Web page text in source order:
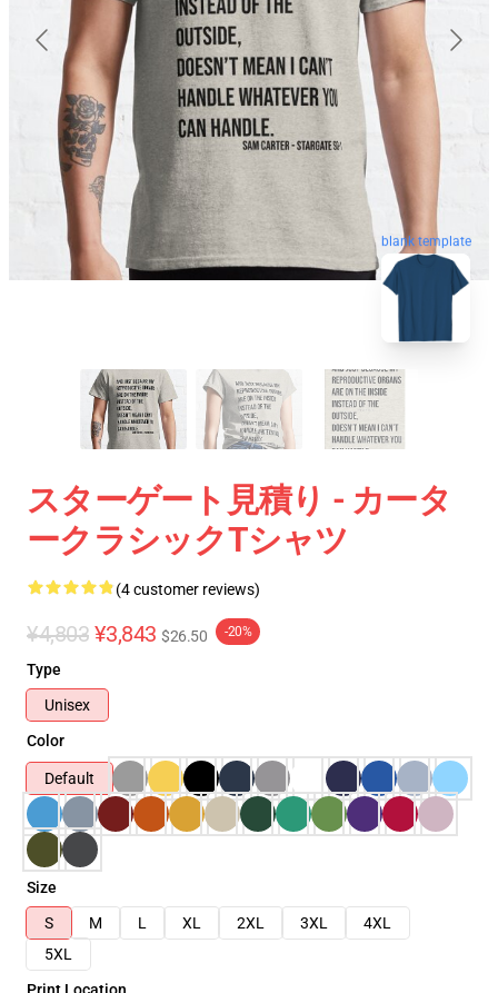
blank template
スターゲート見積り - カータ
ークラシックTシャツ
(4 customer reviews)
¥4,803 ¥3,843 $26.50 -20%
Type
Unisex
Color
Default
Size
S
M L XL 2XL 3XL
4XL
5XL